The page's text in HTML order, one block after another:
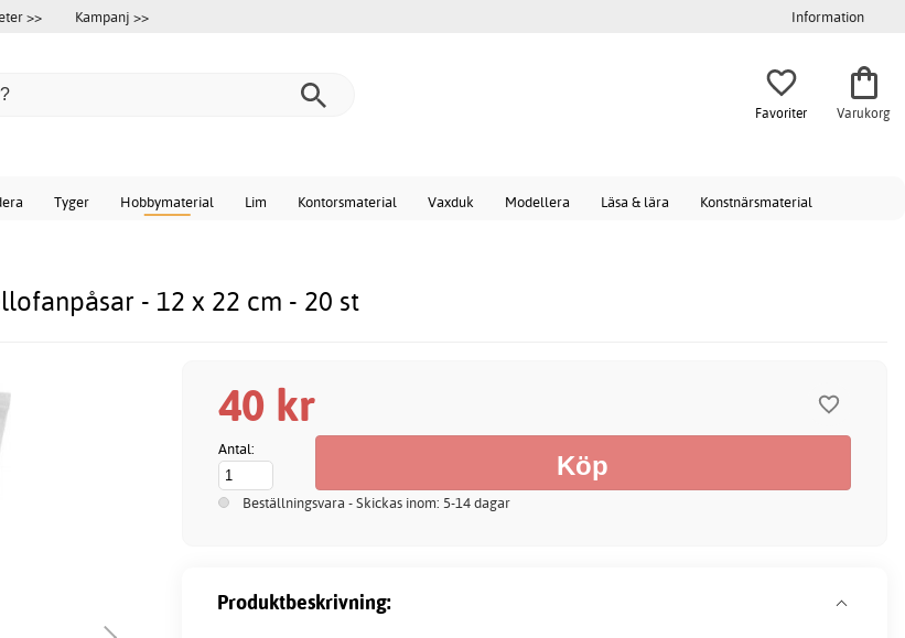
>> Kampanj >> Information
Favoriter Varukorg
Tyger Hobbymaterial Lim Kontorsmaterial Vaxduk Modellera Läsa & lära Konstnärsmaterial
- 12 x 22 cm - 20 st
40 kr
Antal:
Beställningsvara - Skickas inom: 5-14 dagar
Produktbeskrivning: